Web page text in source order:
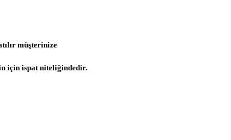
müşterinize
için ispat niteliğindedir.